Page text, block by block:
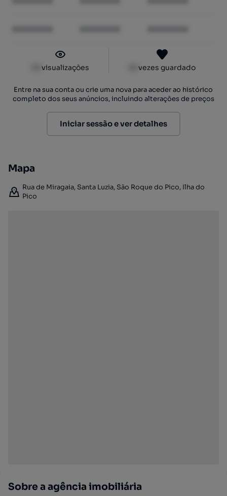
visualizações vezes guardado
Entre na sua conta ou crie uma nova para aceder ao histórico
completo dos seus anúncios, incluindo alterações de preços
Iniciar sessão e ver detalhes
Mapa
Rua de Miragaia, Santa Luzia, São Roque do Pico, Ilha do
Pico
Sobre a agência imobiliária